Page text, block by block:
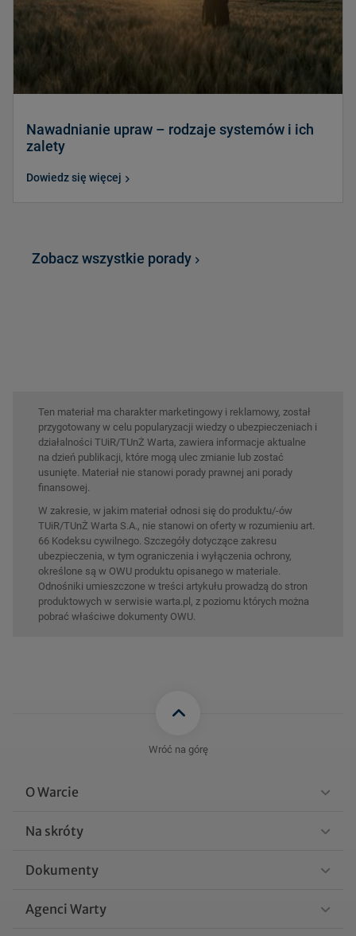
Nawadnianie upraw – rodzaje systemów i ich
zalety
Dowiedz się więcej
Zobacz wszystkie porady
Ten materiał ma charakter marketingowy i reklamowy, został
przygotowany w celu popularyzacji wiedzy o ubezpieczeniach i
działalności TUiR/TUnŻ Warta, zawiera informacje aktualne
na dzień publikacji, które mogą ulec zmianie lub zostać
usunięte. Materiał nie stanowi porady prawnej ani porady
finansowej.
W zakresie, w jakim materiał odnosi się do produktu/-ów
TUiR/TUnŻ Warta S.A., nie stanowi on oferty w rozumieniu art.
66 Kodeksu cywilnego. Szczegóły dotyczące zakresu
ubezpieczenia, w tym ograniczenia i wyłączenia ochrony,
określone są w OWU produktu opisanego w materiale.
Odnośniki umieszczone w treści artykułu prowadzą do stron
produktowych w serwisie warta.pl, z poziomu których można
pobrać właściwe dokumenty OWU.
Wróć na górę
O Warcie
Na skróty
Dokumenty
Agenci Warty